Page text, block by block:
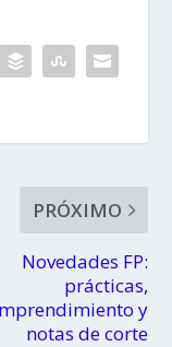
PRÓXIMO
Novedades FP:
prácticas,
y
notas de corte